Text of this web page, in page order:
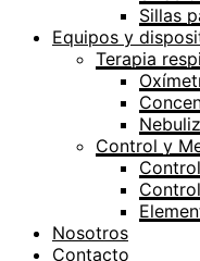
Sillas
Equipos y
Terapia
Control y
Nosotros
Contacto